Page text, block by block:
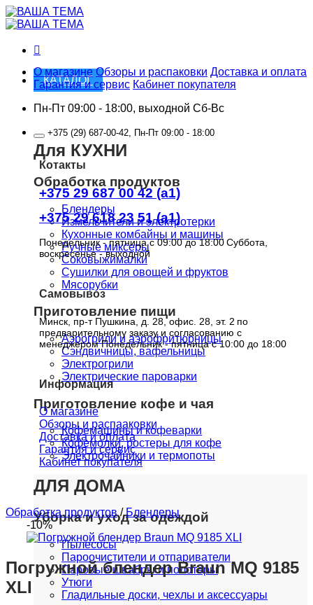
Skip
to
КАТАЛОГ
Для КУХНИ
Обработка продуктов
Блендеры
Измельчители и электротерки
Кухонные комбайны и машины
Ручные миксеры
Соковыжималки
Сушилки для овощей и фруктов
Мясорубки
Приготовление пищи
Аэрогрили и аэрофритюрницы
Сэндвичницы, вафельницы
Электрогрили
Электрические пароварки
Приготовление кофе и чая
Кофемашины и кофеварки
Кофемолки, ростеры для кофе
Электрочайники и термопоты
ДЛЯ ДОМА
Уборка и уход за одеждой
Пылесосы
Пароочистители и отпариватели
Паровые швабры и полотеры
Утюги
Гладильные доски, чехлы и аксессуары
О магазине Обзоры и распаковки Доставка и оплата
Гарантия и сервис Кабинет покупателя
Пн-Пт 09:00 - 18:00, выходной Сб-Вс
+375 (29) 687-00-42, Пн-Пт 09:00 - 18:00
Котакты
+375 29 687 00 42 (a1)
+375 29 618 23 51 (a1)
Понедельник - пятница с 09:00 до 18:00Суббота,
воскресенье - выходной
Самовывоз
Минск, пр-т Пушкина, д. 28, офис. 28, эт. 2 по
предварительному заказу и согласованию с
менеджером Понедельник - пятница с 10:00 до 18:00
Информация
О магазине
Обзоры и распааковки
Доставка и оплата
Гарантия и сервис
Кабинет покупателя
Обработка продуктов / Блендеры
-10%
Погружной блендер Braun MQ 9185
XLI